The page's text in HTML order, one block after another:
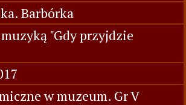
Barbórka
"Gdy przyjdzie
w muzeum. Gr V